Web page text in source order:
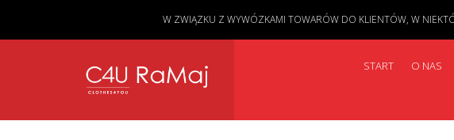
START O NAS
W ZWIĄZKU Z WYWÓZKAMI TOWARÓW DO KLIENTÓW, W